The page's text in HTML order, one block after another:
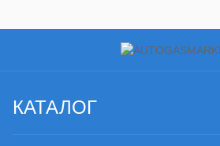
КАТАЛОГ